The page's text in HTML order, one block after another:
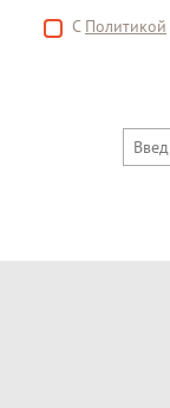
С Политикой